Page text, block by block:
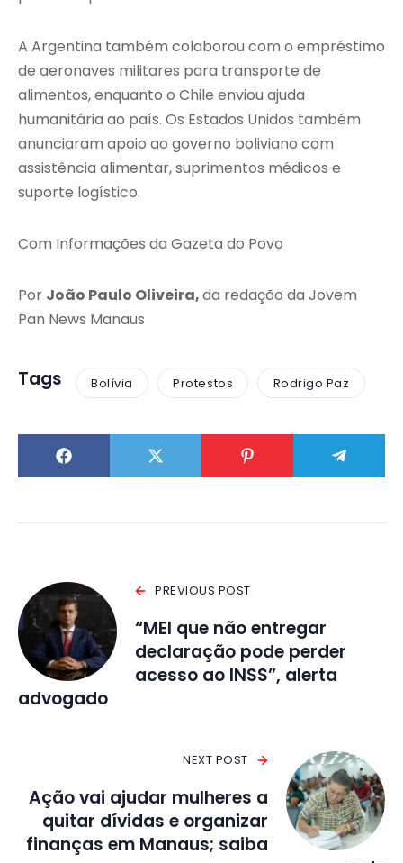
A Argentina também colaborou com o empréstimo
de aeronaves militares para transporte de
alimentos, enquanto o Chile enviou ajuda
humanitária ao país. Os Estados Unidos também
anunciaram apoio ao governo boliviano com
assistência alimentar, suprimentos médicos e
suporte logístico.
Com Informações da Gazeta do Povo
Por João Paulo Oliveira,da redação da Jovem
Pan News Manaus
Tags Bolívia Protestos Rodrigo Paz
PREVIOUS POST
“MEI que não entregar
declaração pode perder
acesso ao INSS”, alerta
advogado
NEXT POST
Ação vai ajudar mulheres a
quitar dívidas e organizar
finanças em Manaus; saiba